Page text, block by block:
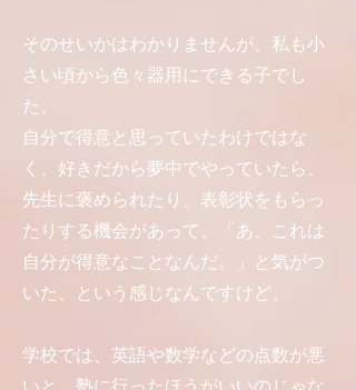
そのせいかはわかりませんが、私も小
さい頃から色々器用にできる子でし
た。
自分で得意と思っていたわけではな
く、好きだから夢中でやっていたら、
先生に褒められたり、表彰状をもらっ
たりする機会があって、「あ、これは
自分が得意なことなんだ。」と気がつ
いた、という感じなんですけど。
学校では、英語や数学などの点数が悪